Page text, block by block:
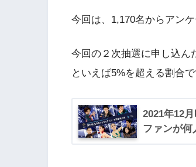
今回は、1,170名からアン
今回の２次抽選に申し込ん
といえば5%を超える割合で
2021年12
ファンが何